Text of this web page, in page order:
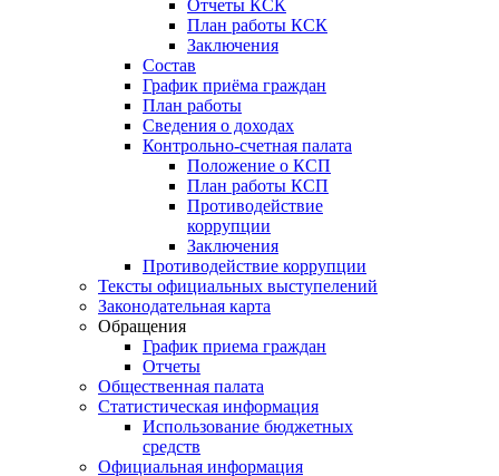
Отчеты КСК
План работы КСК
Заключения
Состав
График приёма граждан
План работы
Сведения о доходах
Контрольно-счетная палата
Положение о КСП
План работы КСП
Противодействие
коррупции
Заключения
Противодействие коррупции
Тексты официальных выступелений
Законодательная карта
Обращения
График приема граждан
Отчеты
Общественная палата
Статистическая информация
Использование бюджетных
средств
Официальная информация